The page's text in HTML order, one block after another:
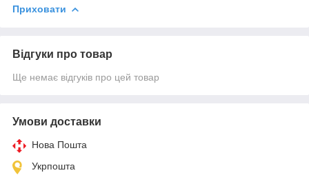
Приховати
Відгуки про товар
Ще немає відгуків про цей товар
Умови доставки
Нова Пошта
Укрпошта